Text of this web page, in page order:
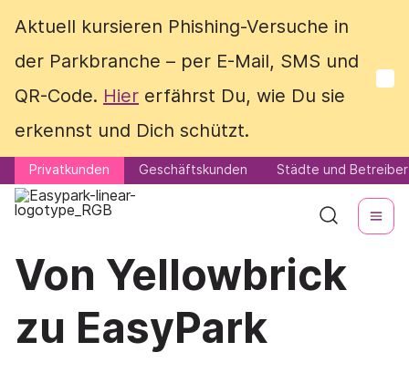
Aktuell kursieren Phishing-Versuche in
der Parkbranche – per E-Mail, SMS und
QR-Code. Hier erfährst Du, wie Du sie
erkennst und Dich schützt.
Privatkunden Geschäftskunden Städte und Betreiber
Aktuell kursieren Phishing-Versuche in
der Parkbranche – per E-Mail, SMS und
QR-Code. Hier erfährst Du, wie Du sie
erkennst und Dich schützt.
Privatkunden Geschäftskunden Städte und Betreiber
Von Yellowbrick
zu EasyPark